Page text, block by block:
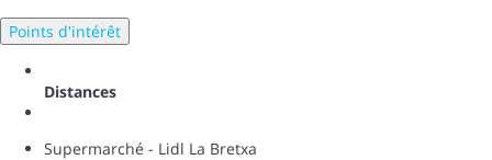
Points d'intérêt
Distances
Supermarché - Lidl La Bretxa